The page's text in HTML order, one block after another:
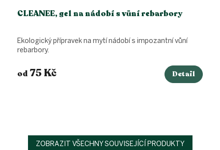
CLEANEE, gel na nádobí s vůní rebarbory
od 75 Kč Detail
Ekologický přípravek na mytí nádobí s impozantní vůní
rebarbory.
ZOBRAZIT VŠECHNY SOUVISEJÍCÍ PRODUKTY